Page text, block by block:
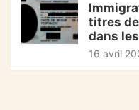
titres
dans
16 avril